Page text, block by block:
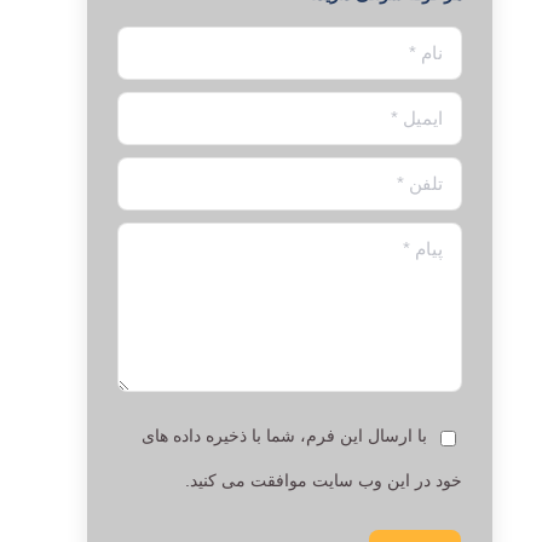
نام *
ایمیل *
تلفن *
پیام *
با ارسال این فرم، شما با ذخیره داده های
خود در این وب سایت موافقت می کنید.